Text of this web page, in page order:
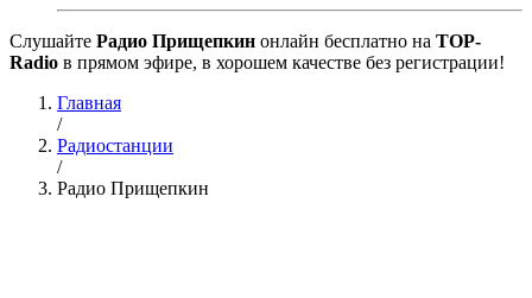
Cлушайте Радио Прищепкин онлайн бесплатно на TOP-
Radio в прямом эфире, в хорошем качестве без регистрации!
Главная
/
Радиостанции
/
Радио Прищепкин